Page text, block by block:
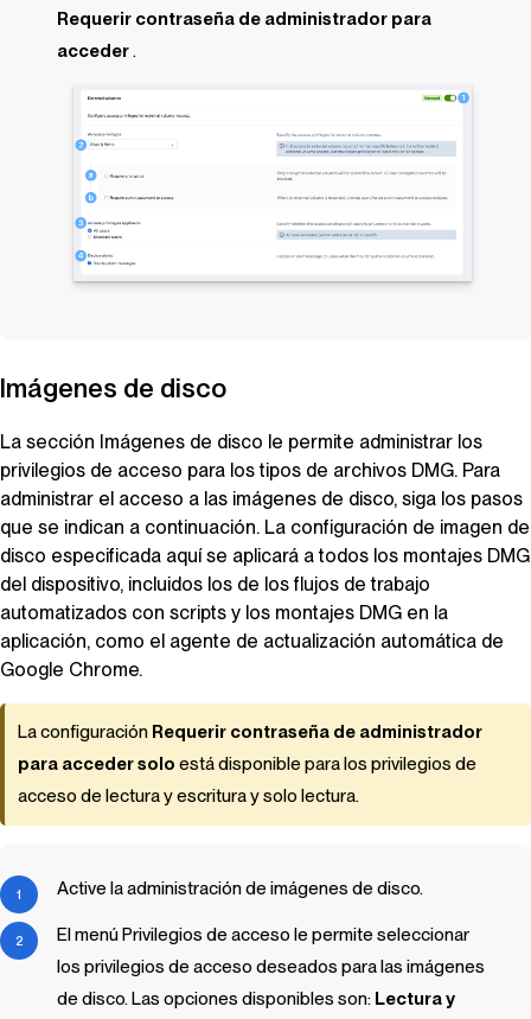
Requerir contraseña de administrador para
acceder.
Imágenes de disco
La sección Imágenes de disco le permite administrar los
privilegios de acceso para los tipos de archivos DMG. Para
administrar el acceso a las imágenes de disco, siga los pasos
que se indican a continuación. La configuración de imagen de
disco especificada aquí se aplicará a todos los montajes DMG
del dispositivo, incluidos los de los flujos de trabajo
automatizados con scripts y los montajes DMG en la
aplicación, como el agente de actualización automática de
Google Chrome.
La configuración Requerir contraseña de administrador
para acceder solo está disponible para los privilegios de
acceso de lectura y escritura y solo lectura.
Active la administración de imágenes de disco.
El menú Privilegios de acceso le permite seleccionar
los privilegios de acceso deseados para las imágenes
de disco. Las opciones disponibles son: Lectura y